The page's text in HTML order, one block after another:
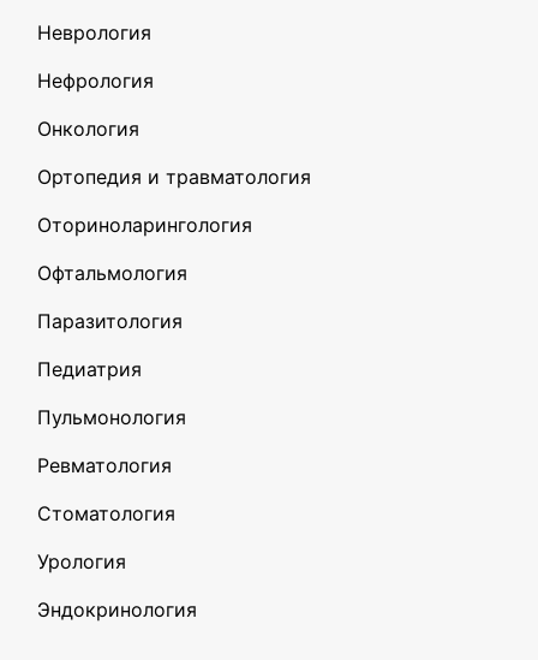
Неврология
Нефрология
Онкология
Ортопедия и травматология
Оториноларингология
Офтальмология
Паразитология
Педиатрия
Пульмонология
Ревматология
Стоматология
Урология
Эндокринология